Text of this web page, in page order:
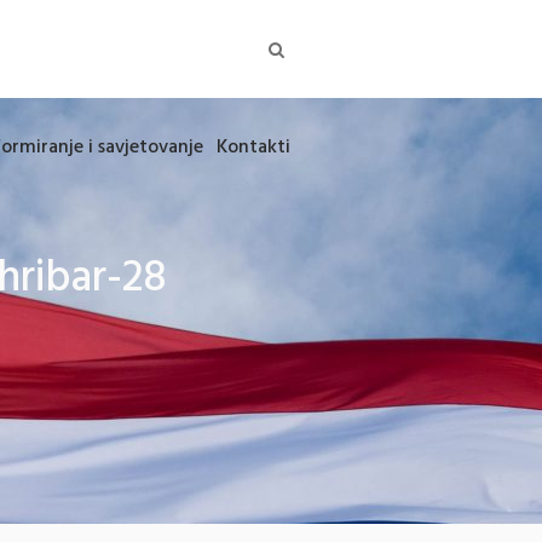
i savjetovanje Kontakti
28